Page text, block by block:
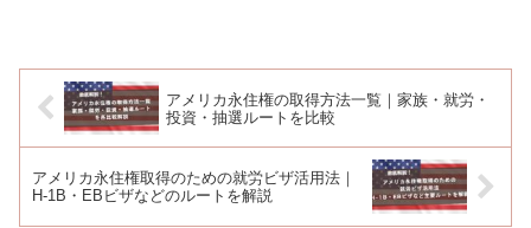
アメリカ永住権の取得方法一覧｜家族・就労・
投資・抽選ルートを比較
アメリカ永住権取得のための就労ビザ活用法｜
H-1B・EBビザなどのルートを解説